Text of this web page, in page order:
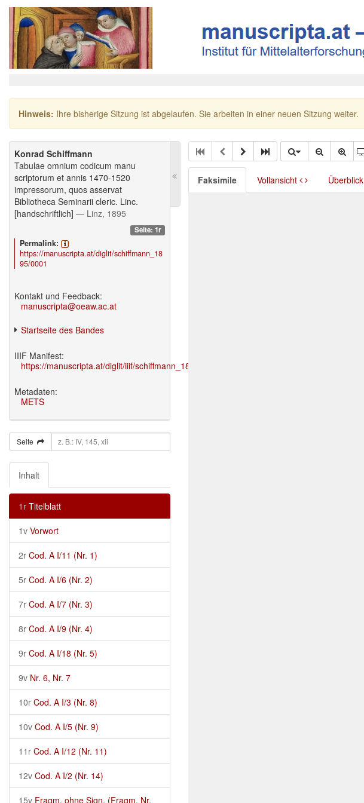
Hinweis: Ihre bisherige Sitzung ist abgelaufen. Sie arbeiten in einer neuen Sitzung weiter.
Konrad Schiffmann
Tabulae omnium codicum manu
scriptorum et annis 1470-1520
impressorum, quos asservat
Bibliotheca Seminarii cleric. Linc.
[handschriftlich] — Linz, 1895
Seite: 1r
Permalink:
https://manuscripta.at/diglit/schiffmann_18
95/0001
Kontakt und Feedback:
manuscripta@oeaw.ac.at
Startseite des Bandes
IIIF Manifest:
https://manuscripta.at/diglit/iiif/schiffmann_1895/manifest.json
Metadaten:
METS
Seite
Inhalt
1r Titelblatt
1v Vorwort
2r Cod. A I/11 (Nr. 1)
5r Cod. A I/6 (Nr. 2)
7r Cod. A I/7 (Nr. 3)
8r Cod. A I/9 (Nr. 4)
9r Cod. A I/18 (Nr. 5)
9v Nr. 6, Nr. 7
10r Cod. A I/3 (Nr. 8)
10v Cod. A I/5 (Nr. 9)
11r Cod. A I/12 (Nr. 11)
12v Cod. A I/2 (Nr. 14)
15v Fragm. ohne Sign. (Fragm. Nr.
Faksimile Vollansicht Überblick